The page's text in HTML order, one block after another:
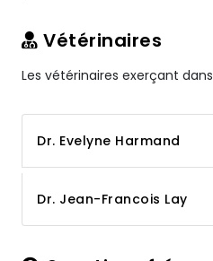
Vétérinaires
Les vétérinaires exerçant
Dr. Evelyne Harmand
Dr. Jean-Francois Lay